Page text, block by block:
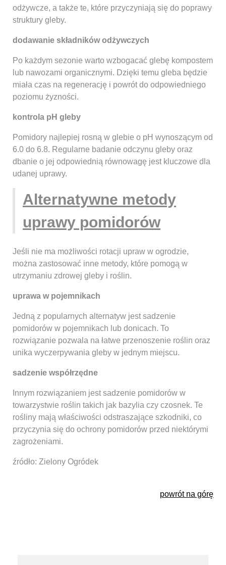
odżywcze, a także te, które przyczyniają się do poprawy
struktury gleby.
dodawanie składników odżywczych
Po każdym sezonie warto wzbogacać glebę kompostem
lub nawozami organicznymi. Dzięki temu gleba będzie
miała czas na regenerację i powrót do odpowiedniego
poziomu żyzności.
kontrola pH gleby
Pomidory najlepiej rosną w glebie o pH wynoszącym od
6.0 do 6.8. Regularne badanie odczynu gleby oraz
dbanie o jej odpowiednią równowagę jest kluczowe dla
udanej uprawy.
Alternatywne metody
uprawy pomidorów
Jeśli nie ma możliwości rotacji upraw w ogrodzie,
można zastosować inne metody, które pomogą w
utrzymaniu zdrowej gleby i roślin.
uprawa w pojemnikach
Jedną z popularnych alternatyw jest sadzenie
pomidorów w pojemnikach lub donicach. To
rozwiązanie pozwala na łatwe przenoszenie roślin oraz
unika wyczerpywania gleby w jednym miejscu.
sadzenie współrzędne
Innym rozwiązaniem jest sadzenie pomidorów w
towarzystwie roślin takich jak bazylia czy czosnek. Te
rośliny mają właściwości odstraszające szkodniki, co
przyczynia się do ochrony pomidorów przed niektórymi
zagrożeniami.
źródło: Zielony Ogródek
powrót na górę